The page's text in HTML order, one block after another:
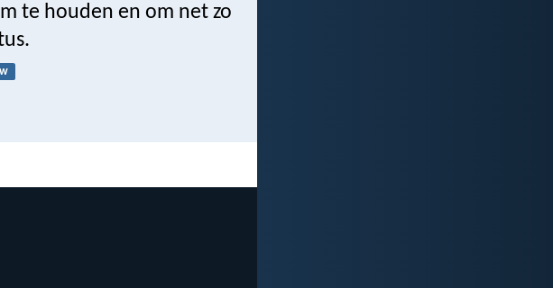
te houden en om net zo